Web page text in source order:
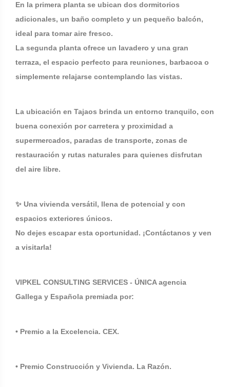
En la primera planta se ubican dos dormitorios
adicionales, un baño completo y un pequeño balcón,
ideal para tomar aire fresco.
La segunda planta ofrece un lavadero y una gran
terraza, el espacio perfecto para reuniones, barbacoa o
simplemente relajarse contemplando las vistas.
La ubicación en Tajaos brinda un entorno tranquilo, con
buena conexión por carretera y proximidad a
supermercados, paradas de transporte, zonas de
restauración y rutas naturales para quienes disfrutan
del aire libre.
✨ Una vivienda versátil, llena de potencial y con
espacios exteriores únicos.
No dejes escapar esta oportunidad. ¡Contáctanos y ven
a visitarla!
VIPKEL CONSULTING SERVICES - ÚNICA agencia
Gallega y Española premiada por:
• Premio a la Excelencia. CEX.
• Premio Construcción y Vivienda. La Razón.